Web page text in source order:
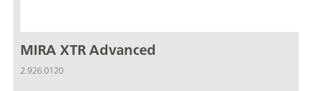
MIRA XTR Advanced
2.926.0120